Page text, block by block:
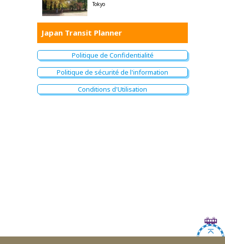
Tokyo
Japan Transit Planner
Politique de Confidentialité
Politique de sécurité de l'information
Conditions d'Utilisation